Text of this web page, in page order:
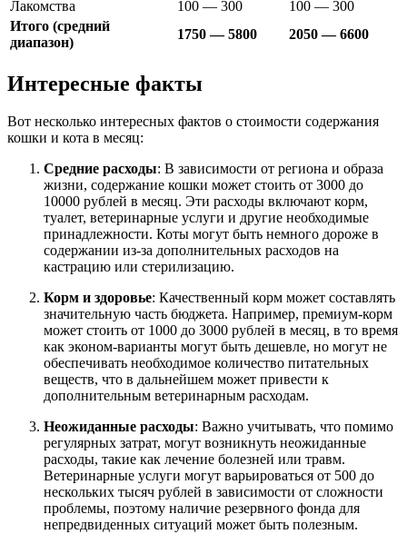
Лакомства 100 — 300
100 — 300
Итого (средний
диапазон)
1750 — 5800 2050 — 6600
Интересные факты
Вот несколько интересных фактов о стоимости содержания
кошки и кота в месяц:
Средние расходы: В зависимости от региона и образа
жизни, содержание кошки может стоить от 3000 до
10000 рублей в месяц. Эти расходы включают корм,
туалет, ветеринарные услуги и другие необходимые
принадлежности. Коты могут быть немного дороже в
содержании из-за дополнительных расходов на
кастрацию или стерилизацию.
Корм и здоровье: Качественный корм может составлять
значительную часть бюджета. Например, премиум-корм
может стоить от 1000 до 3000 рублей в месяц, в то время
как эконом-варианты могут быть дешевле, но могут не
обеспечивать необходимое количество питательных
веществ, что в дальнейшем может привести к
дополнительным ветеринарным расходам.
Неожиданные расходы: Важно учитывать, что помимо
регулярных затрат, могут возникнуть неожиданные
расходы, такие как лечение болезней или травм.
Ветеринарные услуги могут варьироваться от 500 до
нескольких тысяч рублей в зависимости от сложности
проблемы, поэтому наличие резервного фонда для
непредвиденных ситуаций может быть полезным.